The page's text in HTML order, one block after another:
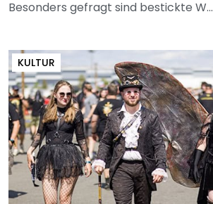
Besonders gefragt sind bestickte W...
KULTUR